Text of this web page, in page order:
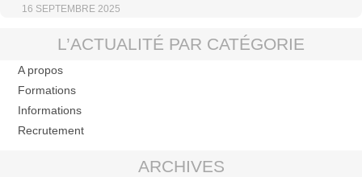
16 SEPTEMBRE 2025
L’ACTUALITÉ PAR CATÉGORIE
A propos
Formations
Informations
Recrutement
ARCHIVES